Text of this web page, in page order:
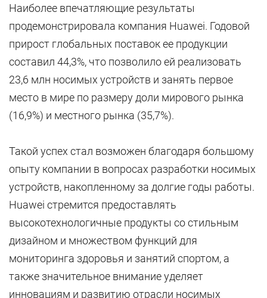
Наиболее впечатляющие результаты
продемонстрировала компания Huawei. Годовой
прирост глобальных поставок ее продукции
составил 44,3%, что позволило ей реализовать
23,6 млн носимых устройств и занять первое
место в мире по размеру доли мирового рынка
(16,9%) и местного рынка (35,7%).
Такой успех стал возможен благодаря большому
опыту компании в вопросах разработки носимых
устройств, накопленному за долгие годы работы.
Huawei стремится предоставлять
высокотехнологичные продукты со стильным
дизайном и множеством функций для
мониторинга здоровья и занятий спортом, а
также значительное внимание уделяет
инновациям и развитию отрасли носимых